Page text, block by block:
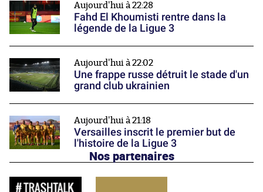
Aujourd'hui à 22:28
Fahd El Khoumisti rentre dans la
légende de la Ligue 3
Aujourd'hui à 22:02
Une frappe russe détruit le stade d'un
grand club ukrainien
Aujourd'hui à 21:18
Versailles inscrit le premier but de
l'histoire de la Ligue 3
Nos partenaires